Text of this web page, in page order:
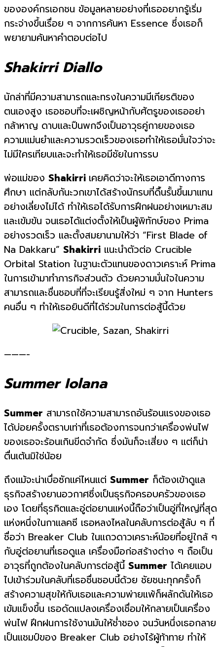
ขององค์กรเอกชน ข้อมูลหลายอย่างที่เธออยากรู้เริ่ม
กระจ่างขึ้นเรื่อย ๆ จากการค้นหา Essence ซึ่งเธอก็
พยายามค้นหาคำตอบต่อไป
Shakirri Diallo
นักล่าที่มีความสามารถและทรงในความมีเกียรติของ
ตนเองสูง เธอชอบที่จะเผชิญหน้ากับศัตรูของเธออย่า
กล้าหาญ ดาบและปืนพกจึงเป็นอาวุธคู่กายของเธอ
ความแม่นยำและความรวดเร็วของเธอทำให้เธอมั่นใจว่าจะ
ไม่มีใครเทียบและจะทำให้เธอมีชัยในการรบ
พ่อแม่ของ Shakirri เคยคิดว่าจะให้เธอเอาดีทางการ
ศึกษา แต่กลับกันะวกเขาได้สร้างนักรบที่ดื้นรั้นขึ้นมาแทน
อย่างเลี่ยงไม่ได้ ทำให้เธอได้รับการฝึกฝนอย่างเหมาะสม
และเข้มข้น จนเธอได้แต่งตั้งให้เป็นผู้พิทักษ์ของ Prima
อย่างรวดเร็ว และตั้งสมยานามให้ว่า “First Blade of
Na Dakkaru” Shakirri แนะนำตัวต่อ Crucible
Orbital Station ในฐานะตัวแทนของดาวเคราะห์ Prima
ในการเข้ามาทำภารกิจส่วนตัว ด้วยความมั่นใจในความ
สามารถและชื่นชอบที่ที่จะเรียนรู้สิ่งใหม่ ๆ จาก Hunters
คนอื่น ๆ ทำให้เธอยินดีที่ได้ร่วมในการต่อสู้นี้ด้วย
———-
Summer Iolana
Summer สามารถใช้ความสามารถอันร้อนแรงของเธอ
ได้บ่อยครั้งตราบเท่าที่เธอต้องการจนกว่าเครื่องพ่นไฟ
ของเธอจะร้อนเกินขีดจำกัด ซึ่งมันก็จะเสี่ยง ๆ แต่ก็น่า
ตื่นเต้นมิใช่น้อย
ถึงแม้จะน่าเบื่อซักแค่ไหนแต่ Summer ก็ต้องเข้าดูแล
ธุรกิจสร้างยานอวกาศซึ่งเป็นธุรกิจครอบครัวของเธอ
เอง โดยที่ธุรกิตและอู่ต่อยานแห่งนี้ถือว่าเป็นอู่ที่ใหญ่ที่สุด
แห่งหนึ่งในกาแลคซี เธอหลงไหลในคลับการต่อสู้ลับ ๆ ที่
ชื่อว่า Breaker Club ในแถวดาวเคราะห์น้อยที่อยู่ใกล้ ๆ
กับอู่ต่อยานที่เธอดูแล เครื่องมือก่อสร้างต่าง ๆ ถือเป็น
อาวุธที่ถูกต้องในคลับการต่อสู้นี้ Summer ได้เคยแอบ
ไปเข้าร่วมในคลับที่เธอชื่นชอบนี้ด้วย ชัยชนะทุกครั้งก็
สร้างความสุขให้กับเธอและความพ่ายแพ้ก็ผลักดันให้เธอ
เข้มแข็งขึ้น เธอดัดแปลงเครื่องเชื่อมให้กลายเป็นเครื่อง
พ่นไฟ ฝึกฝนการใช้งานมันให้ช่ำชอง จนวันหนึ่งเธอกลาย
เป็นแชมป์ของ Breaker Club อย่างไร้ผู้ท้าทาย ทำให้